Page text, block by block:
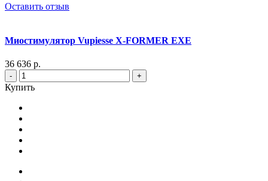
Оставить отзыв
Миостимулятор Vupiesse X-FORMER EXE
36 636 р.
- +
Купить